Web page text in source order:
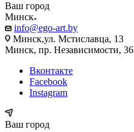
Ваш город
Минск
info@ego-art.by
Минск,ул. Мстиславца, 13
Минск, пр. Независимости, 36
Вконтакте
Facebook
Instagram
Ваш город